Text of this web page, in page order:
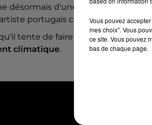
désormais d'une fresque géante
portugais connu sous le nom
tente de faire passer à travers
climatique.
Vous pouvez
mes choix". Vous
ce site. Vous pouvez
bas de chaque page.